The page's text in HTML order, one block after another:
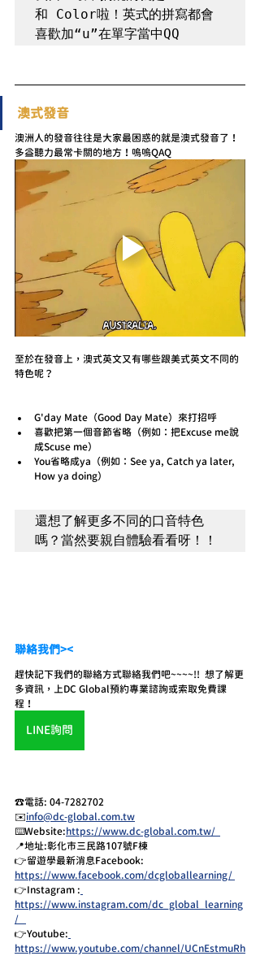
和 Color啦！英式的拼寫都會
喜歡加“u”在單字當中QQ
澳式發音
澳洲人的發音往往是大家最困惑的就是澳式發音了！
多益聽力最常卡關的地方！嗚嗚QAQ
至於在發音上，澳式英文又有哪些跟美式英文不同的
特色呢？
G'day Mate（Good Day Mate）來打招呼
喜歡把第一個音節省略（例如：把Excuse me說
成Scuse me）
You省略成ya（例如：See ya, Catch ya later,
How ya doing）
還想了解更多不同的口音特色
嗎？當然要親自體驗看看呀！！
聯絡我們><
趕快記下我們的聯絡方式聯絡我們吧~~~~!!  想了解更
多資訊，上DC Global預約專業諮詢或索取免費課
程！
LINE詢問
☎️電話: 04-7282702
✉️info@dc-global.com.tw
⌨️Website:https://www.dc-global.com.tw/
📍地址:彰化市三民路107號F棟
👉留遊學最新消息Facebook:
https://www.facebook.com/dcgloballearning/
👉Instagram :
https://www.instagram.com/dc_global_learning
/
👉Youtube:
https://www.youtube.com/channel/UCnEstmuRh